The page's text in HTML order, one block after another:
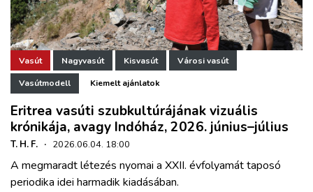
Vasút Nagyvasút Kisvasút Városi vasút
Vasútmodell Kiemelt ajánlatok
Eritrea vasúti szubkultúrájának vizuális
krónikája, avagy Indóház, 2026. június–július
T. H. F. · 2026.06.04. 18:00
A megmaradt létezés nyomai a XXII. évfolyamát taposó
periodika idei harmadik kiadásában.